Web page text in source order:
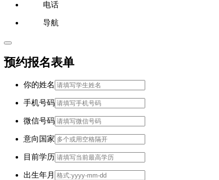
电话
导航
预约报名表单
你的姓名
手机号码
微信号码
意向国家
目前学历
出生年月